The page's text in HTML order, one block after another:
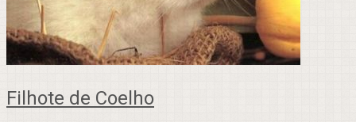
Filhote de Coelho